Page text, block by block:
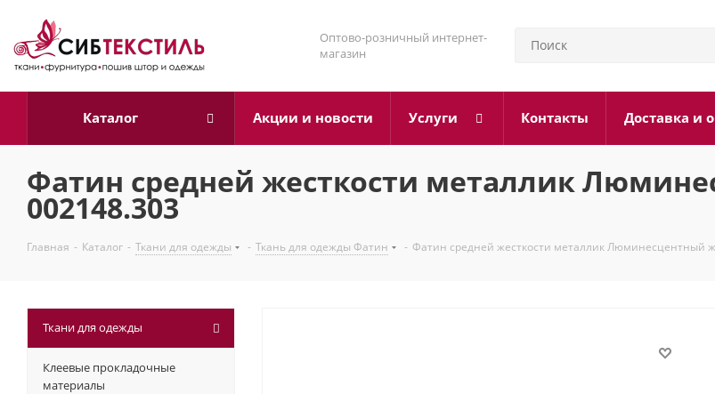
Оптово-розничный интернет-
магазин
Каталог Акции и новости Услуги Контакты Доставка и
Фатин средней жесткости металлик
002148.303
Главная - Каталог - Ткани для одежды - Ткань для одежды Фатин - Фатин средней жесткости металлик Люминесцентный
Ткани для одежды
Клеевые прокладочные
материалы